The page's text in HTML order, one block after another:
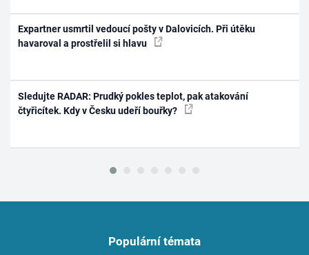
Expartner usmrtil vedoucí pošty v Dalovicích. Při útěku
havaroval a prostřelil si hlavu
Sledujte RADAR: Prudký pokles teplot, pak atakování
čtyřicítek. Kdy v Česku udeří bouřky?
Populární témata